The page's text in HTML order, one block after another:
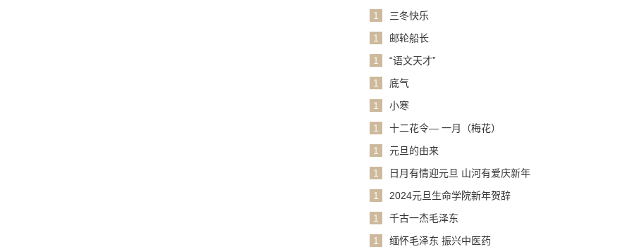
1
三冬快乐
1
邮轮船长
1
“语文天才”
1
底气
1
小寒
1
十二花令— 一月（梅花）
1
元旦的由来
1
日月有情迎元旦 山河有爱庆新年
1
2024元旦生命学院新年贺辞
1
千古一杰毛泽东
1
缅怀毛泽东 振兴中医药